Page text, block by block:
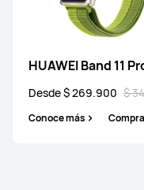
HUAWEI Band 11
Desde $ 269.900 $
Conoce más